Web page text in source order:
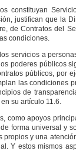
constituyan
justifican que la
de Contratos del
condiciones.
servicios a
poderes públicos
públicos, por
las condiciones
de
su artículo 11.6.
como apoyos
forma universal y
y una
Y estos mismos